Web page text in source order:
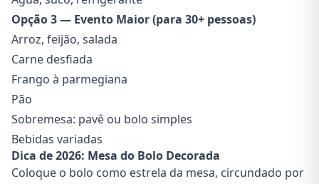
Opção 3 — Evento Maior (para 30+ pessoas)
Arroz, feijão, salada
Carne desfiada
Frango à parmegiana
Pão
Sobremesa: pavê ou bolo simples
Bebidas variadas
Dica de 2026: Mesa do Bolo Decorada
Coloque o bolo como estrela da mesa, circundado por